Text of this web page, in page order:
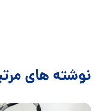
نوشته های